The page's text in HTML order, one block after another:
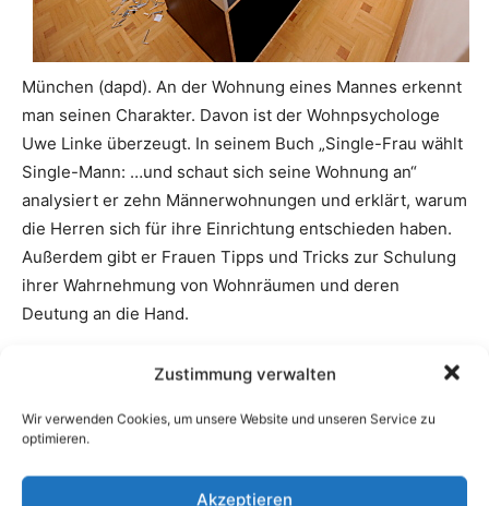
Zustimmung verwalten
Wir verwenden Cookies, um unsere Website und unseren Service zu
optimieren.
Akzeptieren